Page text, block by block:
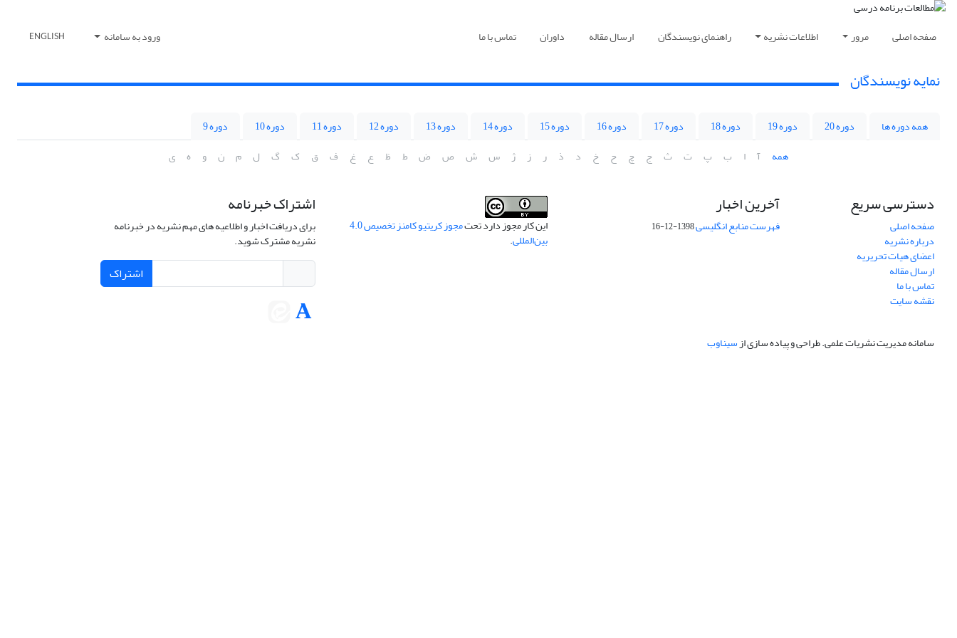
صفحه اصلی مرور اطلاعات نشریه راهنمای نویسندگان ارسال مقاله داوران تماس با ما ورود به سامانه ENGLISH
نمایه نویسندگان
همه دوره ها دوره 20 دوره 19 دوره 18 دوره 17 دوره 16 دوره 15 دوره 14 دوره 13 دوره 12 دوره 11 دوره 10
دوره 9
همه
آ ا ب پ ت ث ج چ ح خ د ذ ر ز ژ س ش ص ض ط ظ ع غ ف ق ک گ ل م ن و ه ی
دسترسی سریع
صفحه اصلی
درباره نشریه
اعضای هیات تحریریه
ارسال مقاله
تماس با ما
نقشه سایت
آخرین اخبار
فهرست منابع انگلیسی1398-12-16 این کار مجوز دارد تحت مجوز کریتیو کامنز تخصیص 4.0
بین‌المللی.
اشتراک خبرنامه
برای دریافت اخبار و اطلاعیه های مهم نشریه در خبرنامه
نشریه مشترک شوید.
اشتراک
سامانه مدیریت نشریات علمی.طراحی و پیاده سازی ازسیناوب